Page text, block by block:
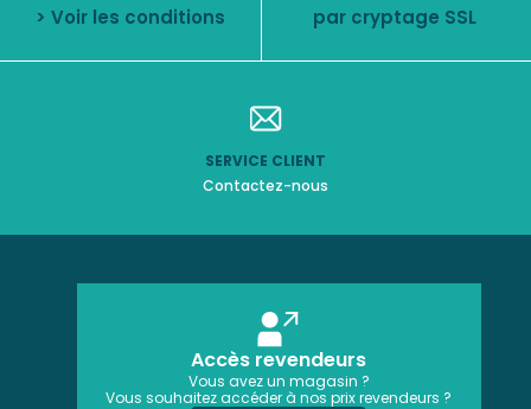
> Voir les conditions par cryptage SSL
SERVICE CLIENT
Contactez-nous
Accès revendeurs
Vous avez un magasin ?
Vous souhaitez accéder à nos prix revendeurs ?